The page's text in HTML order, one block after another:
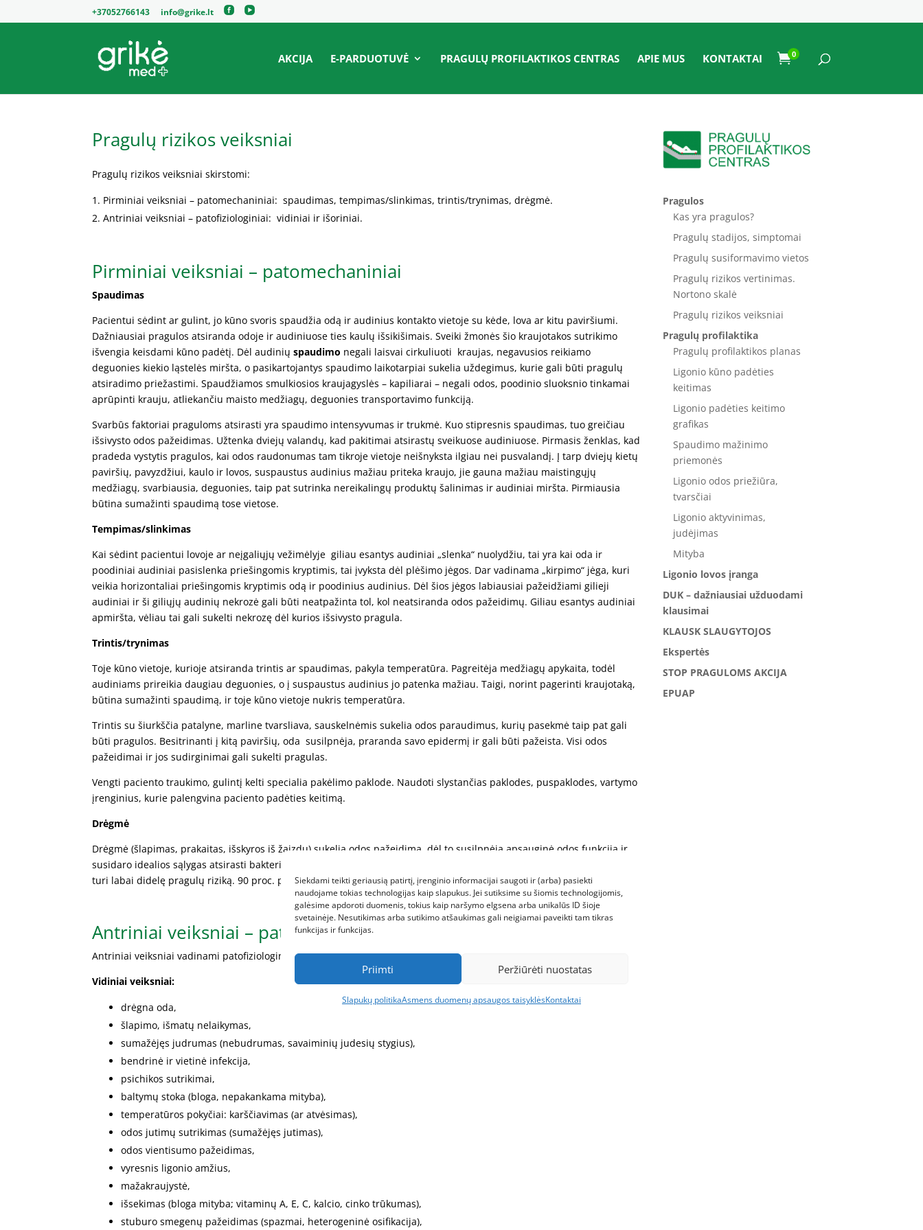
Siekdami teikti geriausią patirtį, įrenginio informacijai saugoti ir (arba) pasiekti
naudojame tokias technologijas kaip slapukus. Jei sutiksime su šiomis technologijomis,
galėsime apdoroti duomenis, tokius kaip naršymo elgsena arba unikalūs ID šioje
svetainėje. Nesutikimas arba sutikimo atšaukimas gali neigiamai paveikti tam tikras
funkcijas ir funkcijas.
Priimti Peržiūrėti nuostatas
Slapukų politikaAsmens duomenų apsaugos taisyklėsKontaktai
+37052766143 info@grike.lt
AKCIJA E-PARDUOTUVĖ PRAGULŲ PROFILAKTIKOS CENTRAS APIE MUS KONTAKTAI 0
Pragulų rizikos veiksniai
Pragulų rizikos veiksniai skirstomi:
Pirminiai veiksniai – patomechaniniai: spaudimas, tempimas/slinkimas, trintis/trynimas, drėgmė.
Antriniai veiksniai – patofiziologiniai: vidiniai ir išoriniai.
Pirminiai veiksniai – patomechaniniai
Spaudimas
Pacientui sėdint ar gulint, jo kūno svoris spaudžia odą ir audinius kontakto vietoje su kėde, lova ar kitu paviršiumi.
Dažniausiai pragulos atsiranda odoje ir audiniuose ties kaulų išsikišimais. Sveiki žmonės šio kraujotakos sutrikimo
išvengia keisdami kūno padėtį. Dėl audiniųspaudimo negali laisvai cirkuliuoti kraujas, negavusios reikiamo
deguonies kiekio ląstelės miršta, o pasikartojantys spaudimo laikotarpiai sukelia uždegimus, kurie gali būti pragulų
atsiradimo priežastimi. Spaudžiamos smulkiosios kraujagyslės – kapiliarai – negali odos, poodinio sluoksnio tinkamai
aprūpinti krauju, atliekančiu maisto medžiagų, deguonies transportavimo funkciją.
Svarbūs faktoriai praguloms atsirasti yra spaudimo intensyvumas ir trukmė. Kuo stipresnis spaudimas, tuo greičiau
išsivysto odos pažeidimas. Užtenka dviejų valandų, kad pakitimai atsirastų sveikuose audiniuose. Pirmasis ženklas, kad
pradeda vystytis pragulos, kai odos raudonumas tam tikroje vietoje neišnyksta ilgiau nei pusvalandį. Į tarp dviejų kietų
paviršių, pavyzdžiui, kaulo ir lovos, suspaustus audinius mažiau priteka kraujo, jie gauna mažiau maistingųjų
medžiagų, svarbiausia, deguonies, taip pat sutrinka nereikalingų produktų šalinimas ir audiniai miršta. Pirmiausia
būtina sumažinti spaudimą tose vietose.
Tempimas/slinkimas
Kai sėdint pacientui lovoje ar neįgaliųjų vežimėlyje giliau esantys audiniai „slenka“ nuolydžiu, tai yra kai oda ir
poodiniai audiniai pasislenka priešingomis kryptimis, tai įvyksta dėl plėšimo jėgos. Dar vadinama „kirpimo“ jėga, kuri
veikia horizontaliai priešingomis kryptimis odą ir poodinius audinius. Dėl šios jėgos labiausiai pažeidžiami gilieji
audiniai ir ši giliųjų audinių nekrozė gali būti neatpažinta tol, kol neatsiranda odos pažeidimų. Giliau esantys audiniai
apmiršta, vėliau tai gali sukelti nekrozę dėl kurios išsivysto pragula.
Trintis/trynimas
Toje kūno vietoje, kurioje atsiranda trintis ar spaudimas, pakyla temperatūra. Pagreitėja medžiagų apykaita, todėl
audiniams prireikia daugiau deguonies, o į suspaustus audinius jo patenka mažiau. Taigi, norint pagerinti kraujotaką,
būtina sumažinti spaudimą, ir toje kūno vietoje nukris temperatūra.
Trintis su šiurkščia patalyne, marline tvarsliava, sauskelnėmis sukelia odos paraudimus, kurių pasekmė taip pat gali
būti pragulos. Besitrinanti į kitą paviršių, oda susilpnėja, praranda savo epidermį ir gali būti pažeista. Visi odos
pažeidimai ir jos sudirginimai gali sukelti pragulas.
Vengti paciento traukimo, gulintį kelti specialia pakėlimo paklode. Naudoti slystančias paklodes, puspaklodes, vartymo
įrenginius, kurie palengvina paciento padėties keitimą.
Drėgmė
Drėgmė (šlapimas, prakaitas, išskyros iš žaizdų) sukelia odos pažeidimą, dėl to susilpnėja apsauginė odos funkcija ir
susidaro idealios sąlygas atsirasti bakterijoms, padidėja infekcijos rizika. Ligoniai, kurie nelaiko šlapimo ar (ir) išmatų,
turi labai didelę pragulų riziką. 90 proc. pragulų atsiranda apatinėje kūno dalyje, dažniausiai ties kryžkauliu.
Antriniai veiksniai – patofiziologiniai
Antriniai veiksniai vadinami patofiziologiniai ir skirstomi į vidinius ir išorinius.
Vidiniai veiksniai:
drėgna oda,
šlapimo, išmatų nelaikymas,
sumažėjęs judrumas (nebudrumas, savaiminių judesių stygius),
bendrinė ir vietinė infekcija,
psichikos sutrikimai,
baltymų stoka (bloga, nepakankama mityba),
temperatūros pokyčiai: karščiavimas (ar atvėsimas),
odos jutimų sutrikimas (sumažėjęs jutimas),
odos vientisumo pažeidimas,
vyresnis ligonio amžius,
mažakraujystė,
išsekimas (bloga mityba; vitaminų A, E, C, kalcio, cinko trūkumas),
stuburo smegenų pažeidimas (spazmai, heterogeninė osifikacija),
Pragulos
Kas yra pragulos?
Pragulų stadijos, simptomai
Pragulų susiformavimo vietos
Pragulų rizikos vertinimas.
Nortono skalė
Pragulų rizikos veiksniai
Pragulų profilaktika
Pragulų profilaktikos planas
Ligonio kūno padėties
keitimas
Ligonio padėties keitimo
grafikas
Spaudimo mažinimo
priemonės
Ligonio odos priežiūra,
tvarsčiai
Ligonio aktyvinimas,
judėjimas
Mityba
Ligonio lovos įranga
DUK – dažniausiai užduodami
klausimai
KLAUSK SLAUGYTOJOS
Ekspertės
STOP PRAGULOMS AKCIJA
EPUAP